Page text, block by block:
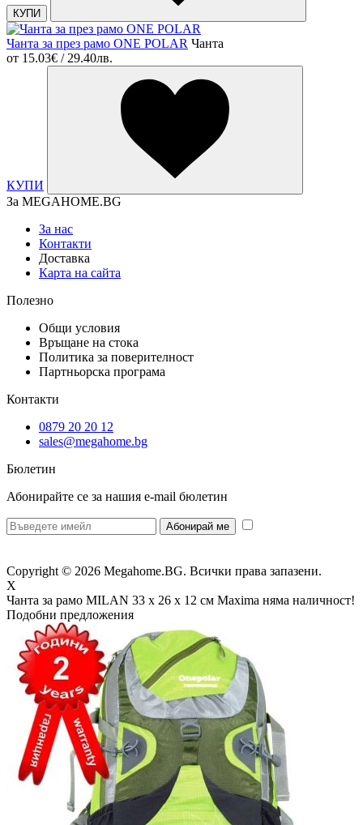
КУПИ
Чанта за през рамо ONE POLAR Чанта
от 15.03€ / 29.40лв.
КУПИ
За MEGAHOME.BG
За нас
Контакти
Доставка
Карта на сайта
Полезно
Общи условия
Връщане на стока
Политика за поверителност
Партньорска програма
Контакти
0879 20 20 12
sales@megahome.bg
Бюлетин
Абонирайте се за нашия e-mail бюлетин
Copyright © 2026 Megahome.BG. Всички права запазени.
X
Чанта за рамо MILAN 33 х 26 х 12 см Maxima няма наличност!
Подобни предложения